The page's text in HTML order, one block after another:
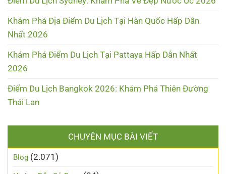
Khám Phá Địa Điểm Du Lịch Tại Hàn Quốc Hấp Dẫn
Nhất 2026
Khám Phá Điểm Du Lịch Tại Pattaya Hấp Dẫn Nhất
2026
Điểm Du Lịch Bangkok 2026: Khám Phá Thiên Đường
Thái Lan
CHUYÊN MỤC BÀI VIẾT
Blog (2.071)